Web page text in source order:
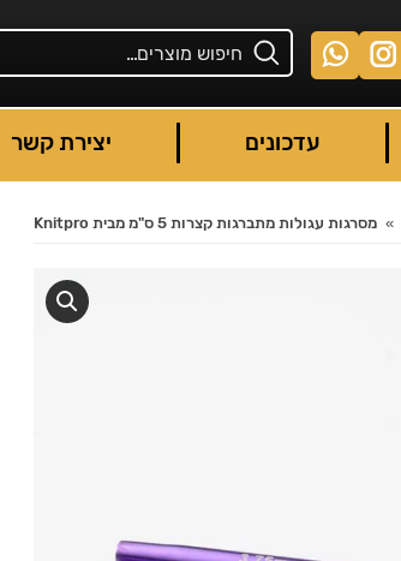
עדכונים יצירת קשר
You are here: מסרגות עגולות מתברגות קצרות 5 ס"מ מבית Knitpro